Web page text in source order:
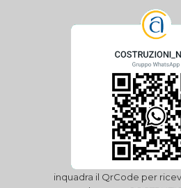
inquadra il QrCode per